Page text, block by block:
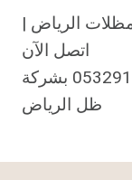
الرياض |
اتصل الآن
0532918998 بشركة
ظل الرياض